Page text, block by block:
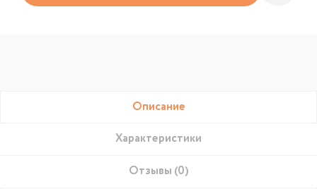
Описание
Характеристики
Отзывы (0)